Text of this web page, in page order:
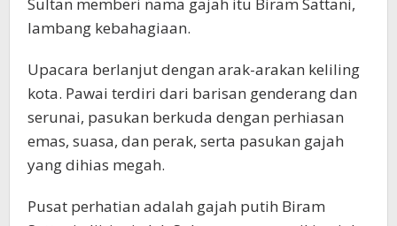
lambang kebahagiaan.
Upacara berlanjut dengan arak-arakan keliling
kota. Pawai terdiri dari barisan genderang dan
serunai, pasukan berkuda dengan perhiasan
emas, suasa, dan perak, serta pasukan gajah
yang dihias megah.
Pusat perhatian adalah gajah putih Biram